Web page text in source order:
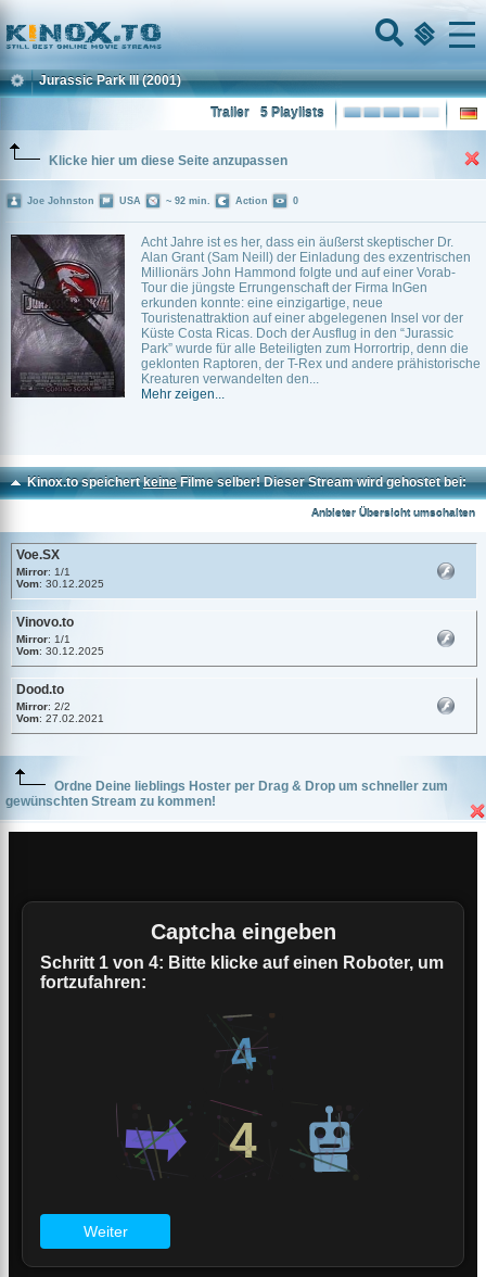
Home
Menu
Jurassic Park III (2001)
5 Playlists
Trailer
Klicke hier um diese Seite anzupassen
Acht Jahre ist es her, dass ein äußerst skeptischer Dr.
Alan Grant (Sam Neill) der Einladung des exzentrischen
Millionärs John Hammond folgte und auf einer Vorab-
Tour die jüngste Errungenschaft der Firma InGen
erkunden konnte: eine einzigartige, neue
Touristenattraktion auf einer abgelegenen Insel vor der
Küste Costa Ricas. Doch der Ausflug in den “Jurassic
Park” wurde für alle Beteiligten zum Horrortrip, denn die
geklonten Raptoren, der T-Rex und andere prähistorische
Kreaturen verwandelten den...
Mehr zeigen...
Joe Johnston USA ~ 92 min. Action 0
Kinox.to speichertkeineFilme selber! Dieser Stream wird gehostet bei:
Anbieter Übersicht umschalten
Voe.SX
Mirror: 1/1
Vom: 30.12.2025
Vinovo.to
Mirror: 1/1
Vom: 30.12.2025
Dood.to
Mirror: 2/2
Vom: 27.02.2021
Ordne Deine lieblings Hoster per Drag & Drop um schneller zum
gewünschten Stream zu kommen!